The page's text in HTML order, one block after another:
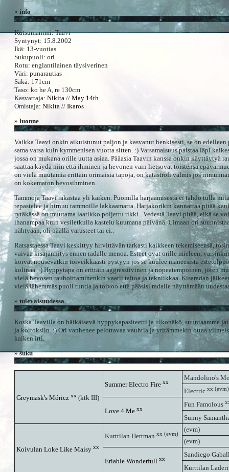
» info
Kutsumanimi: Taavi
Syntynyt: 15.8.2002
Ikä: 13-vuotias
Sukupuoli: ori
Rotu: englantilainen täysiverinen
Väri: punarautias
Säkä: 171cm
Taso: ko he A, re 130cm
Kasvattaja: Nikita // May 14th
Omistaja: Nikita // Ikaros
» luonne
Vaikka Taavi onkin aikuistunut paljon ja kasvanut henkisesti, se on edelleen
sama varsa kuin kymmenisen vuotta sitten. :) Varsamaisuus paistaa läpi
jossa on mukana orille uutta asiaa. Pääasia Taavin kanssa onkin käyttäytyä
saattaa käydä niin että ihminen ja hevonen vain lietsovat toistensa
on vielä muutamia erittäin orimaisia tapoja, on katastrofi valmis jos
on kokematon hevosihminen.
Tammoja Taavi rakastaa yli kaiken. Puomilla harjaamisesta ei tahdo tulla
tepastelee ja hirnuu tammoille lakkaamatta. Harjakorikin kannattaa pitää
rytäkässä on muutama laatikko poljettu rikki.. Vedestä Taavi pitää, eikä se
ihanampaa kuin vesiletkulla kastelu kuumana päivänä. Uimaan ori
nähtyään, oli päällä varusteet tai ei..
Ratsastaessa Taavi keskittyy hirvittävän tarkasti kaikkeen tekemiseensä,
vaivaa kisajännitys ennen radalle menoa. Esteet ovat orille mieleen,
korvat nousevatkin toiveikkaasti pystyyn jos se kuulee maneesista
kolinaa. :) Hyppytapa on erittäin aggressiivinen ja nopeatempoinen, joten
vielä hevosen rauhoittaminenkin vaatii taitoa ja tekniikkaa. Kisaradan
vielä lähemmäs puoli tuntia ja toivoo että pääsisi radalle näyttämään
» tulevaisuudessa
Koska Taavilla on häikäisevä hyppykapasiteetti ja ulkonäkö, suuntaamme
ja koitoksiin. :) Ori vanhenee pelottavaa vauhtia ja yritämmekin ottaa
kaiken irti.
»suku
Greymask's Móricz xx (ktk III)
Summer Electro Fire xx
Mandolino's
Electric xx (evm)
Love 4 Me xx
Fun Famolous
Sunny
Koivulan Loke Like Maisy xx
Kurttilan Hertman xx (evm)
(evm)
(evm)
Eriable Wonderfull xx
Sandiego
Kurttilan